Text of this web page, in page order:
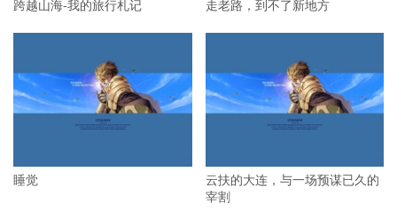
跨越山海-我的旅行札记 走老路，到不了新地方
睡觉
云扶的大连，与一场预谋已久的
宰割